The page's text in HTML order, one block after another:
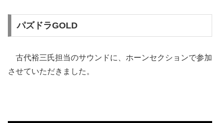
パズドラGOLD
古代裕三氏担当のサウンドに、ホーンセクションで参加
させていただきました。